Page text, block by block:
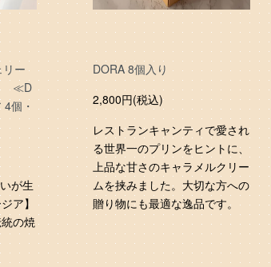
ー
≪D
個・
が生
ア】
の焼
DORA 8個入り
2,800円(税込)
レストランキャンティで愛され
る世界一のプリンをヒントに、
上品な甘さのキャラメルクリー
ムを挟みました。大切な方への
贈り物にも最適な逸品です。